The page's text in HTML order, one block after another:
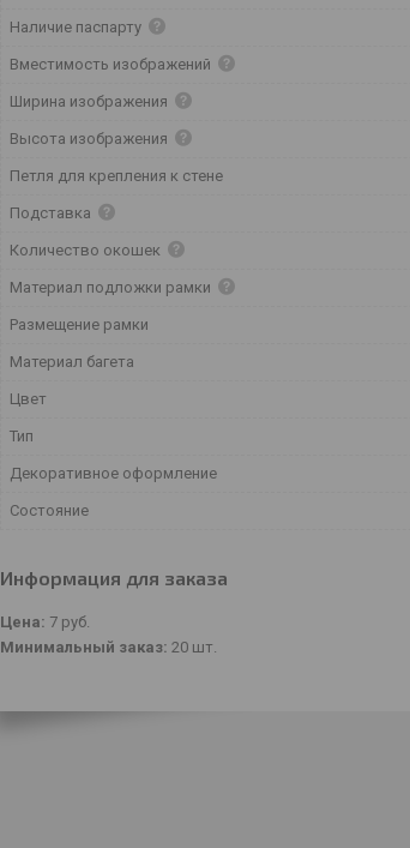
Наличие паспарту
Вместимость изображений
Ширина изображения
Высота изображения
Петля для крепления к стене
Подставка
Количество окошек
Материал подложки рамки
Размещение рамки
Материал багета
Цвет
Тип
Декоративное оформление
Состояние
Информация для заказа
Цена: 7 руб.
Минимальный заказ: 20 шт.